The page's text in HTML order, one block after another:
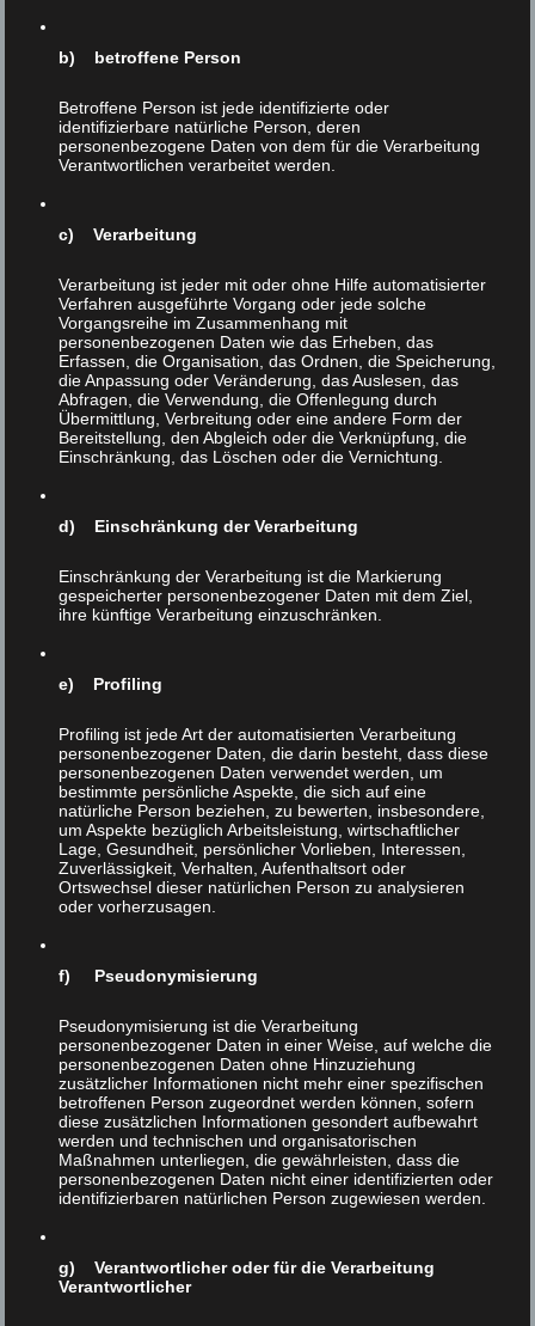
Wird die
Tierrechtsbewegung
siegen?
Veröffentlicht in:Unkategorisiert | 0
Kaplan Frieden auf Erden wird es nie geben – weil
können dem absurden Treiben entgegenwirken und
damit Leiden lindern. Aus dem Gesagten resultiert
auch, daß …Weiter
4
FEB 2018
Tierrechte, „Haustiere“
und „Nutztiere“
Veröffentlicht in:Unkategorisiert
Kaplan Der Kampf für Tierrechte ist eine mühsame
Alle vernünftigen und moralischen Argumente
sprechen FÜR Tierrechte! Der Anlaß für folgende
Überlegungen ist ein sehr trauriger und …Weiter
b) betroffene Person
Betroffene Person ist jede identifizierte oder
identifizierbare natürliche Person, deren
personenbezogene Daten von dem für die Verarbeitung
Verantwortlichen verarbeitet werden.
c) Verarbeitung
Verarbeitung ist jeder mit oder ohne Hilfe automatisierter
Verfahren ausgeführte Vorgang oder jede solche
Vorgangsreihe im Zusammenhang mit
personenbezogenen Daten wie das Erheben, das
Erfassen, die Organisation, das Ordnen, die Speicherung,
die Anpassung oder Veränderung, das Auslesen, das
Abfragen, die Verwendung, die Offenlegung durch
Übermittlung, Verbreitung oder eine andere Form der
Bereitstellung, den Abgleich oder die Verknüpfung, die
Einschränkung, das Löschen oder die Vernichtung.
d) Einschränkung der Verarbeitung
Einschränkung der Verarbeitung ist die Markierung
gespeicherter personenbezogener Daten mit dem Ziel,
ihre künftige Verarbeitung einzuschränken.
e) Profiling
Profiling ist jede Art der automatisierten Verarbeitung
personenbezogener Daten, die darin besteht, dass diese
personenbezogenen Daten verwendet werden, um
bestimmte persönliche Aspekte, die sich auf eine
natürliche Person beziehen, zu bewerten, insbesondere,
um Aspekte bezüglich Arbeitsleistung, wirtschaftlicher
Lage, Gesundheit, persönlicher Vorlieben, Interessen,
Zuverlässigkeit, Verhalten, Aufenthaltsort oder
Ortswechsel dieser natürlichen Person zu analysieren
oder vorherzusagen.
f) Pseudonymisierung
Pseudonymisierung ist die Verarbeitung
personenbezogener Daten in einer Weise, auf welche die
personenbezogenen Daten ohne Hinzuziehung
zusätzlicher Informationen nicht mehr einer spezifischen
betroffenen Person zugeordnet werden können, sofern
diese zusätzlichen Informationen gesondert aufbewahrt
werden und technischen und organisatorischen
Maßnahmen unterliegen, die gewährleisten, dass die
personenbezogenen Daten nicht einer identifizierten oder
identifizierbaren natürlichen Person zugewiesen werden.
g) Verantwortlicher oder für die Verarbeitung
Verantwortlicher